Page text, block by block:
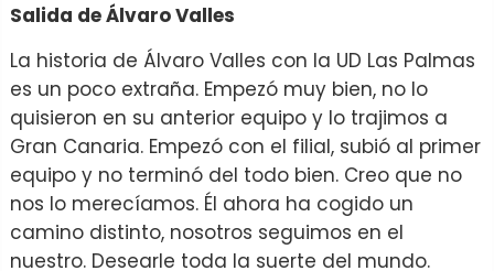
Salida de Álvaro Valles
La historia de Álvaro Valles con la UD Las Palmas
es un poco extraña. Empezó muy bien, no lo
quisieron en su anterior equipo y lo trajimos a
Gran Canaria. Empezó con el filial, subió al primer
equipo y no terminó del todo bien. Creo que no
nos lo merecíamos. Él ahora ha cogido un
camino distinto, nosotros seguimos en el
nuestro. Desearle toda la suerte del mundo.